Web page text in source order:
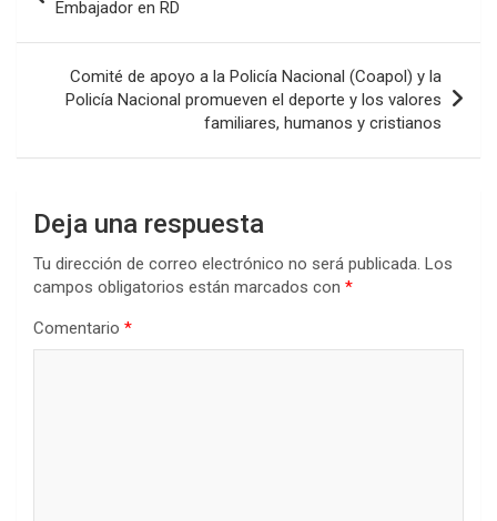
entradas
Embajador en RD
Comité de apoyo a la Policía Nacional (Coapol) y la
Policía Nacional promueven el deporte y los valores
familiares, humanos y cristianos
Deja una respuesta
Tu dirección de correo electrónico no será publicada. Los
campos obligatorios están marcados con *
Comentario *